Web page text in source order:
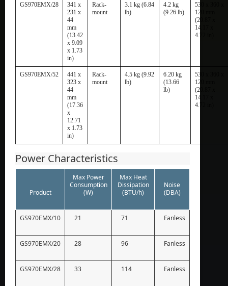
GS970EMX/28
341 x
231 x
44
mm
(13.42
x 9.09
x 1.73
in)
Rack-
mount
3.1 kg (6.84
lb)
4.2 kg
(9.26 lb)
530 x 360 x
120 mm
(20.87 x
14.17 x
4.72 in)
GS970EMX/52
441 x
323 x
44
mm
(17.36
x
12.71
x 1.73
in)
Rack-
mount
4.5 kg (9.92
lb)
6.20 kg
(13.66
lb)
530 x 360 x
120 mm
(20.87 x
14.17 x
4.72 in)
Power Characteristics
Product
Max Power
Consumption
(W)
Max Heat
Dissipation
(BTU/h)
Noise
(DBA)
GS970EMX/10 21 71 Fanless
GS970EMX/20 28 96 Fanless
GS970EMX/28 33 114 Fanless